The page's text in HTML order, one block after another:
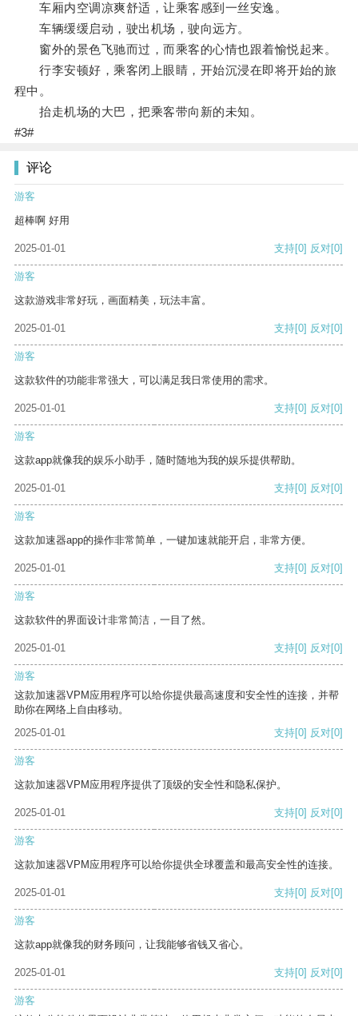
车厢内空调凉爽舒适，让乘客感到一丝安逸。
车辆缓缓启动，驶出机场，驶向远方。
窗外的景色飞驰而过，而乘客的心情也跟着愉悦起来。
行李安顿好，乘客闭上眼睛，开始沉浸在即将开始的旅
程中。
抬走机场的大巴，把乘客带向新的未知。
#3#
评论
游客
超棒啊 好用
2025-01-01 支持[0] 反对[0]
游客
这款游戏非常好玩，画面精美，玩法丰富。
2025-01-01 支持[0] 反对[0]
游客
这款软件的功能非常强大，可以满足我日常使用的需求。
2025-01-01 支持[0] 反对[0]
游客
这款app就像我的娱乐小助手，随时随地为我的娱乐提供帮助。
2025-01-01 支持[0] 反对[0]
游客
这款加速器app的操作非常简单，一键加速就能开启，非常方便。
2025-01-01 支持[0] 反对[0]
游客
这款软件的界面设计非常简洁，一目了然。
2025-01-01 支持[0] 反对[0]
游客
这款加速器VPM应用程序可以给你提供最高速度和安全性的连接，并帮
助你在网络上自由移动。
2025-01-01
支持[0] 反对[0]
游客
这款加速器VPM应用程序提供了顶级的安全性和隐私保护。
2025-01-01 支持[0] 反对[0]
游客
这款加速器VPM应用程序可以给你提供全球覆盖和最高安全性的连接。
2025-01-01 支持[0] 反对[0]
游客
这款app就像我的财务顾问，让我能够省钱又省心。
2025-01-01 支持[0] 反对[0]
游客